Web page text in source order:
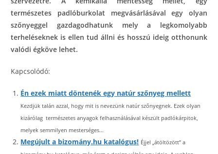
természetes padlóburkolat megvásárlásával egy olyan
szőnyeggel gazdagodhatunk mely a legkomolyabb
terheléseknek is ellen tud állni és hosszú ideig otthonunk
valódi égköve lehet.
Kapcsolódó:
Én ezek miatt döntenék egy natúr szőnyeg mellett
Kezdjük talán azzal, hogy mit is nevezünk natúr szőnyegnek. Ezek olyan
kizárólag természetes anyagok felhasználásával készült padlókárpitok,
melyek semmilyen mesterséges...
Megújult a bizomány.hu katalógus! Éjjel „átöltözött” a